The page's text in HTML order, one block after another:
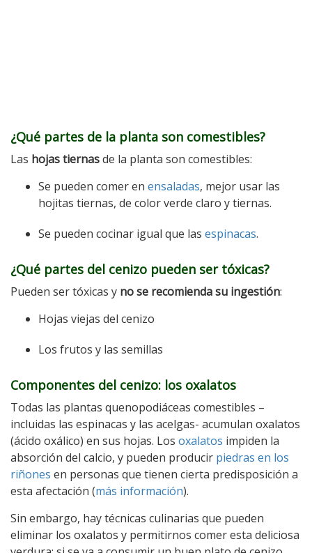
¿Qué partes de la planta son comestibles?
Las hojas tiernasde la planta son comestibles:
Se pueden comer en ensaladas, mejor usar las
hojitas tiernas, de color verde claro y tiernas.
Se pueden cocinar igual que las espinacas.
¿Qué partes del cenizo pueden ser tóxicas?
Pueden ser tóxicas y no se recomienda su ingestión:
Hojas viejas del cenizo
Los frutos y las semillas
Componentes del cenizo: los oxalatos
Todas las plantas quenopodiáceas comestibles –
incluidas las espinacas y las acelgas- acumulan oxalatos
(ácido oxálico) en sus hojas. Los oxalatos impiden la
absorción del calcio, y pueden producir piedras en los
riñones en personas que tienen cierta predisposición a
esta afectación (más información).
Sin embargo, hay técnicas culinarias que pueden
eliminar los oxalatos y permitirnos comer esta deliciosa